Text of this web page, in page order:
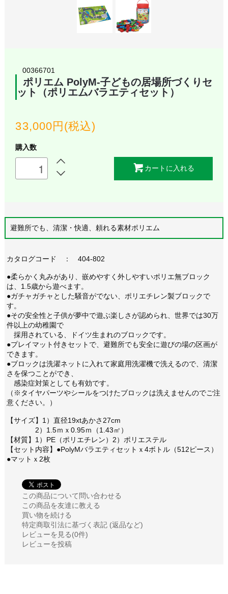
00366701
ポリエム PolyM-子どもの居場所づくりセ
ット（ポリエムバラエティセット）
33,000円(税込)
購入数
カートに入れる
避難所でも、清潔・快適、頼れる素材ポリエム
カタログコード ： 404-802
●柔らかく丸みがあり、嵌めやすく外しやすいポリエ無ブロック
は、1.5歳から遊べます。
●ガチャガチャとした騒音がでない、ポリエチレン製ブロックで
す。
●その安全性と子供が夢中で遊ぶ楽しさが認められ、世界では30万
件以上の幼稚園で
採用されている、ドイツ生まれのブロックです。
●プレイマット付きセットで、避難所でも安全に遊びの場の区画が
できます。
●ブロックは洗濯ネットに入れて家庭用洗濯機で洗えるので、清潔
さを保つことができ、
感染症対策としても有効です。
（※タイヤパーツやシールをつけたブロックは洗えませんのでご注
意ください。）
【サイズ】1）直径19xtあかさ27cm
2）1.5ｍｘ0.95ｍ（1.43㎡）
【材質】1）PE（ポリエチレン）2）ポリエステル
【セット内容】●PolyMバラエティセットｘ4ボトル（512ピース）
●マットｘ2枚
この商品について問い合わせる
この商品を友達に教える
買い物を続ける
特定商取引法に基づく表記 (返品など)
レビューを見る(0件)
レビューを投稿